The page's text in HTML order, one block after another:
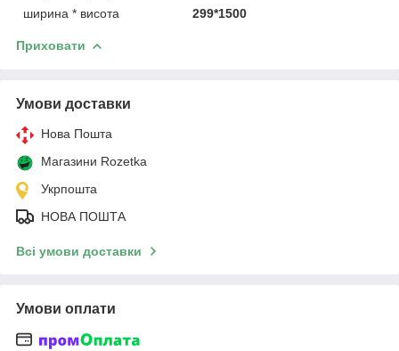
ширина * висота
299*1500
Приховати
Умови доставки
Нова Пошта
Магазини Rozetka
Укрпошта
НОВА ПОШТА
Всі умови доставки
Умови оплати